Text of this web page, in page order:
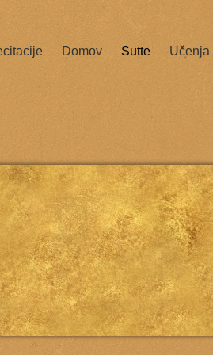
Domov Sutte Učenja